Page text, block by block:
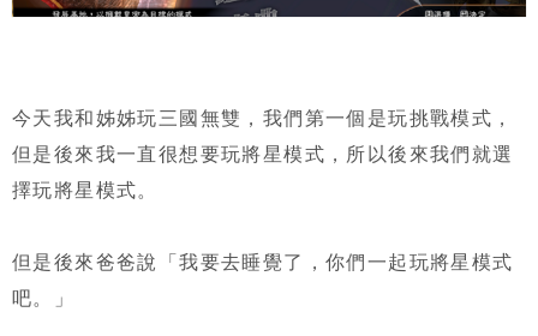
今天我和姊姊玩三國無雙，我們第一個是玩挑戰模式，
但是後來我一直很想要玩將星模式，所以後來我們就選
擇玩將星模式。
但是後來爸爸說「我要去睡覺了，你們一起玩將星模式
吧。」